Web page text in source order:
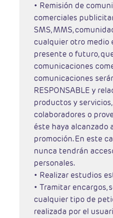
• Remisión de
comerciales
SMS, MMS,
cualquier otro medio
presente o futuro,
comunicaciones
comunicaciones
RESPONSABLE y
productos y
colaboradores o
éste haya alcanzado
promoción. En este
nunca tendrán
personales.
• Realizar estudios
• Tramitar encargos,
cualquier tipo de
realizada por el